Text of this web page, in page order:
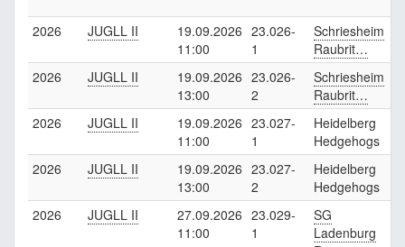
2026
JUGLL II
19.09.2026
11:00
23.026-
1
Schriesheim
Raubrit…
2026
JUGLL II
19.09.2026
13:00
23.026-
2
Schriesheim
Raubrit…
2026
JUGLL II
19.09.2026
11:00
23.027-
1
Heidelberg
Hedgehogs
2026
JUGLL II
19.09.2026
13:00
23.027-
2
Heidelberg
Hedgehogs
2026
JUGLL II
27.09.2026
11:00
23.029-
1
SG
Ladenburg